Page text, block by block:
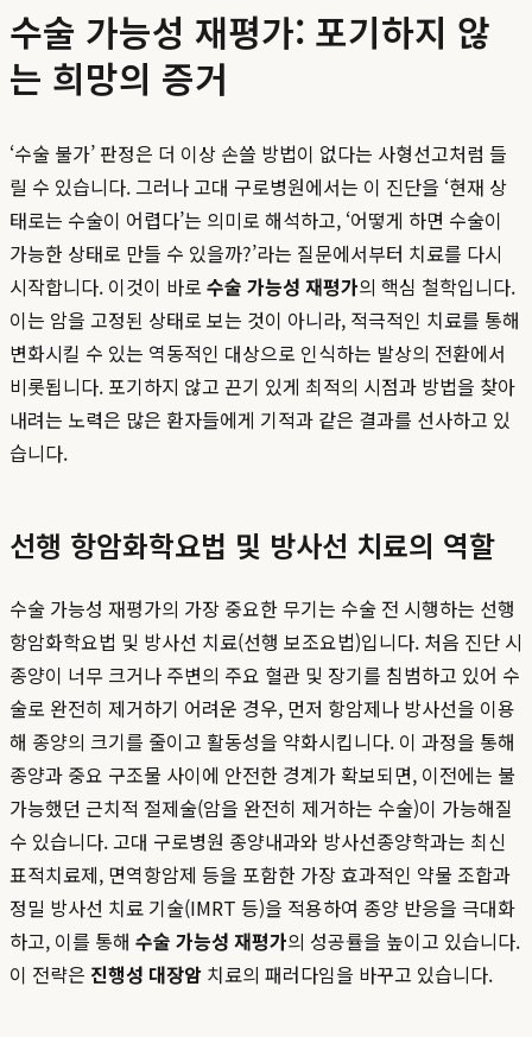
수술 가능성 재평가: 포기하지 않
는 희망의 증거
‘수술 불가’ 판정은 더 이상 손쓸 방법이 없다는 사형선고처럼 들
릴 수 있습니다. 그러나 고대 구로병원에서는 이 진단을 ‘현재 상
태로는 수술이 어렵다’는 의미로 해석하고, ‘어떻게 하면 수술이
가능한 상태로 만들 수 있을까?’라는 질문에서부터 치료를 다시
시작합니다. 이것이 바로 수술 가능성 재평가의 핵심 철학입니다.
이는 암을 고정된 상태로 보는 것이 아니라, 적극적인 치료를 통해
변화시킬 수 있는 역동적인 대상으로 인식하는 발상의 전환에서
비롯됩니다. 포기하지 않고 끈기 있게 최적의 시점과 방법을 찾아
내려는 노력은 많은 환자들에게 기적과 같은 결과를 선사하고 있
습니다.
선행 항암화학요법 및 방사선 치료의 역할
수술 가능성 재평가의 가장 중요한 무기는 수술 전 시행하는 선행
항암화학요법 및 방사선 치료(선행 보조요법)입니다. 처음 진단 시
종양이 너무 크거나 주변의 주요 혈관 및 장기를 침범하고 있어 수
술로 완전히 제거하기 어려운 경우, 먼저 항암제나 방사선을 이용
해 종양의 크기를 줄이고 활동성을 약화시킵니다. 이 과정을 통해
종양과 중요 구조물 사이에 안전한 경계가 확보되면, 이전에는 불
가능했던 근치적 절제술(암을 완전히 제거하는 수술)이 가능해질
수 있습니다. 고대 구로병원 종양내과와 방사선종양학과는 최신
표적치료제, 면역항암제 등을 포함한 가장 효과적인 약물 조합과
정밀 방사선 치료 기술(IMRT 등)을 적용하여 종양 반응을 극대화
하고, 이를 통해 수술 가능성 재평가의 성공률을 높이고 있습니다.
이 전략은 진행성 대장암 치료의 패러다임을 바꾸고 있습니다.